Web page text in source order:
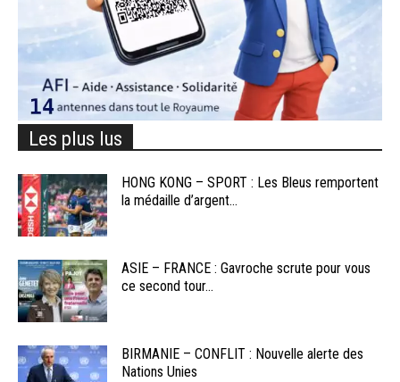
Les plus lus
HONG KONG – SPORT : Les Bleus remportent
la médaille d’argent...
ASIE – FRANCE : Gavroche scrute pour vous
ce second tour...
BIRMANIE – CONFLIT : Nouvelle alerte des
Nations Unies